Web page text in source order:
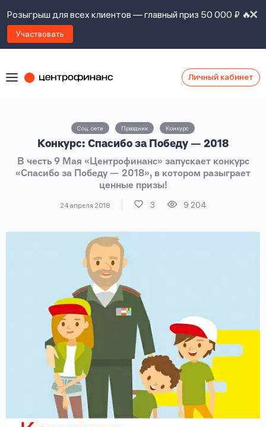
Розыгрыш для всех клиентов — главный приз 50 000 ₽ 🔥
Участвовать
Личный кабинет
Соц. сети Праздник Конкурс
Конкурс: Спасибо за Победу — 2018
В честь 9 Мая «Центрофинанс» запускает конкурс
«Спасибо за Победу — 2018», в котором разыграет
ценные призы!
24 апреля 2018 3 9 204
Оформить заявку
Войти под другим номером
Наши
контакты
ознакомлен
с
правилами
предоставления
сайта,